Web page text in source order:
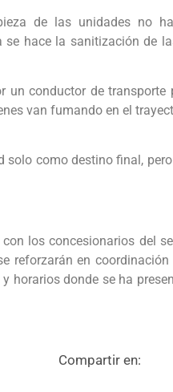
de las unidades no
se hace la sanitización de
un conductor de
van fumando en el
como destino final,
los concesionarios del
reforzarán en
horarios donde se ha
Compartir en: